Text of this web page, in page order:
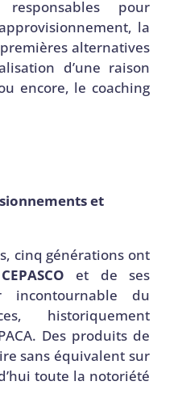
responsables pour
la
alternatives
d’une raison
encore, le coaching
et
cinq générations ont
CEPASCO et de ses
incontournable du
historiquement
Des produits de
sans équivalent sur
toute la notoriété